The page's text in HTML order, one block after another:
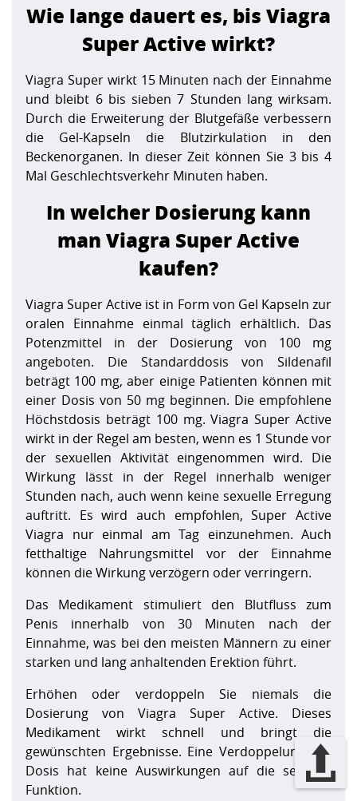
Wie lange dauert es, bis Viagra
Super Active wirkt?
Viagra Super wirkt 15 Minuten nach der Einnahme
und bleibt 6 bis sieben 7 Stunden lang wirksam.
Durch die Erweiterung der Blutgefäße verbessern
die Gel-Kapseln die Blutzirkulation in den
Beckenorganen. In dieser Zeit können Sie 3 bis 4
Mal Geschlechtsverkehr Minuten haben.
In welcher Dosierung kann
man Viagra Super Active
kaufen?
Viagra Super Active ist in Form von Gel Kapseln zur
oralen Einnahme einmal täglich erhältlich. Das
Potenzmittel in der Dosierung von 100 mg
angeboten. Die Standarddosis von Sildenafil
beträgt 100 mg, aber einige Patienten können mit
einer Dosis von 50 mg beginnen. Die empfohlene
Höchstdosis beträgt 100 mg. Viagra Super Active
wirkt in der Regel am besten, wenn es 1 Stunde vor
der sexuellen Aktivität eingenommen wird. Die
Wirkung lässt in der Regel innerhalb weniger
Stunden nach, auch wenn keine sexuelle Erregung
auftritt. Es wird auch empfohlen, Super Active
Viagra nur einmal am Tag einzunehmen. Auch
fetthaltige Nahrungsmittel vor der Einnahme
können die Wirkung verzögern oder verringern.
Das Medikament stimuliert den Blutfluss zum
Penis innerhalb von 30 Minuten nach der
Einnahme, was bei den meisten Männern zu einer
starken und lang anhaltenden Erektion führt.
Erhöhen oder verdoppeln Sie niemals die
Dosierung von Viagra Super Active. Dieses
Medikament wirkt schnell und bringt die
gewünschten Ergebnisse. Eine Verdoppelung der
Dosis hat keine Auswirkungen auf die sexuelle
Funktion.